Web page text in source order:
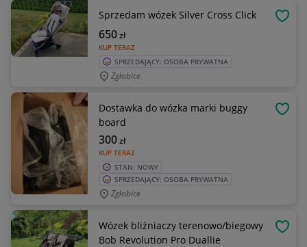
Sprzedam wózek Silver Cross Click
KUP TERAZ
650zł
SPRZEDAJĄCY: OSOBA PRYWATNA
Zgłobice
Dostawka do wózka marki buggy
board
KUP TERAZ
300zł
STAN: NOWY
SPRZEDAJĄCY: OSOBA PRYWATNA
Zgłobice
Wózek bliźniaczy terenowo/biegowy
Bob Revolution Pro Duallie